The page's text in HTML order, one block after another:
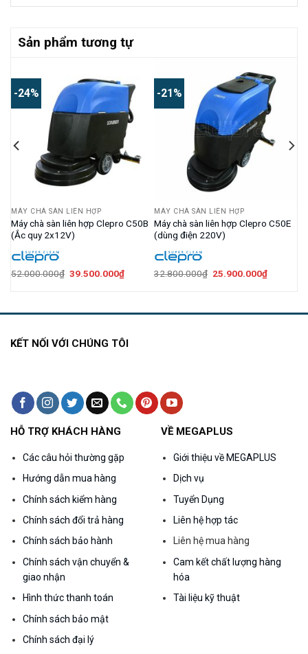
Sản phẩm tương tự
-24%
MÁY CHÀ SÀN LIÊN HỢP
Máy chà sàn liên hợp Clepro C50B
(Ắc quy 2x12V)
52.000.000₫ Giá
39.500.000₫Giá
-21%
MÁY CHÀ SÀN LIÊN HỢP
Máy chà sàn liên hợp Clepro C50E
(dùng điện 220V)
32.800.000₫ Giá
25.900.000₫Giá
KẾT NỐI VỚI CHÚNG TÔI
HỖ TRỢ KHÁCH HÀNG
Các câu hỏi thường gặp
Hướng dẫn mua hàng
Chính sách kiểm hàng
Chính sách đổi trả hàng
Chính sách bảo hành
Chính sách vận chuyển &
giao nhận
Hình thức thanh toán
Chính sách bảo mật
Chính sách đại lý
VỀ MEGAPLUS
Giới thiệu về MEGAPLUS
Dịch vụ
Tuyển Dụng
Liên hệ hợp tác
Liên hệ mua hàng
Cam kết chất lượng hàng
hóa
Tài liệu kỹ thuật